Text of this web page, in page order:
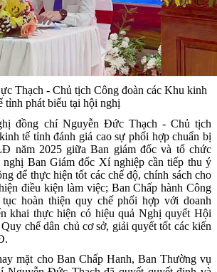
Thạch - Chủ tịch Công đoàn các Khu kinh
tỉnh phát biểu tại hội nghị
đồng chí Nguyễn Đức Thạch - Chủ tịch
tế tỉnh đánh giá cao sự phối hợp chuẩn bị
năm 2025 giữa Ban giám đốc và tổ chức
nghị Ban Giám đốc Xí nghiệp cần tiếp thu ý
để thực hiện tốt các chế độ, chính sách cho
điều kiện làm việc; Ban Chấp hành Công
hoàn thiện quy chế phối hợp với doanh
khai thực hiện có hiệu quả Nghị quyết Hội
chế dân chủ cơ sở, giải quyết tốt các kiến
mặt cho Ban Chấp Hanh, Ban Thường vụ